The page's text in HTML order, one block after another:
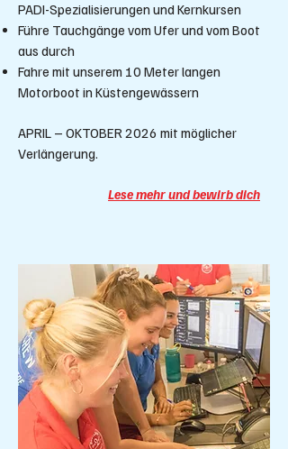
PADI-Spezialisierungen und Kernkursen
Führe Tauchgänge vom Ufer und vom Boot
aus durch
Fahre mit unserem 10 Meter langen
Motorboot in Küstengewässern
APRIL – OKTOBER 2026 mit möglicher
Verlängerung.
Lese mehr und bewirb dich